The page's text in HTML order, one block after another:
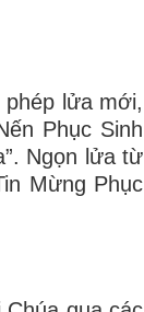
lửa mới,
Phục Sinh
Ngọn lửa từ
Mừng Phục